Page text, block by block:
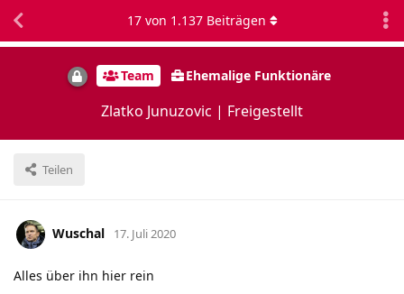
Team Ehemalige Funktionäre
Zlatko Junuzovic | Freigestellt
Teilen
17von 1.137Beiträgen
Wuschal 17. Juli 2020
Alles über ihn hier rein